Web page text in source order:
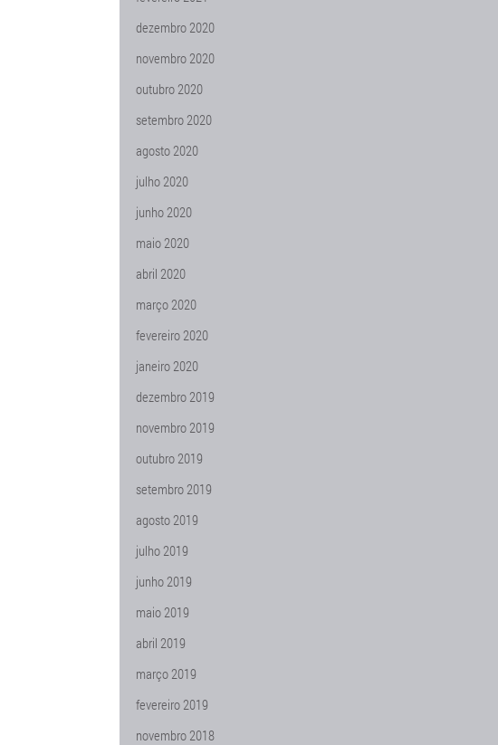
dezembro 2020
novembro 2020
outubro 2020
setembro 2020
agosto 2020
julho 2020
junho 2020
maio 2020
abril 2020
março 2020
fevereiro 2020
janeiro 2020
dezembro 2019
novembro 2019
outubro 2019
setembro 2019
agosto 2019
julho 2019
junho 2019
maio 2019
abril 2019
março 2019
fevereiro 2019
novembro 2018